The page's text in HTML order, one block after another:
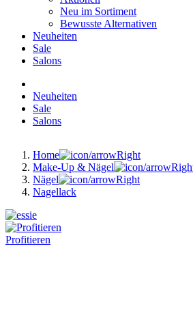
Neu im Sortiment
Bewusste Alternativen
Neuheiten
Sale
Salons
Neuheiten
Sale
Salons
Home
Make-Up & Nägel
Nägel
Nagellack
Profitieren